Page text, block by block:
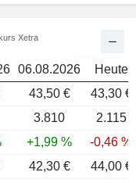
Xetra
06.08.2026
Heute
43,50 €
43,30 €
3.810
2.115
+1,99 %
-0,46 %
42,30 €
44,00 €